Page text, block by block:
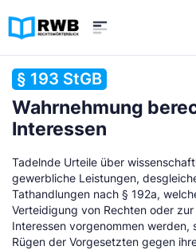
§ 193 StGB
Wahrnehmung
Interessen
Tadelnde Urteile über
gewerbliche Leistungen,
Tathandlungen nach § 192a,
Verteidigung von Rechten oder
Interessen vorgenommen werden,
Rügen der Vorgesetzten gegen